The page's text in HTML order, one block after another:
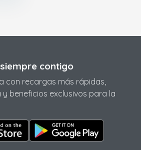
contigo
con recargas más rápidas,
beneficios exclusivos para la